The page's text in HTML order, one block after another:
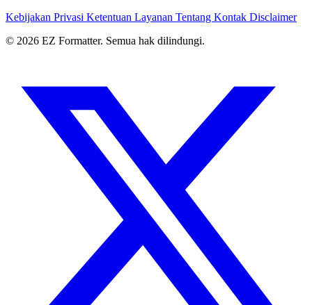
Kebijakan Privasi Ketentuan Layanan Tentang Kontak Disclaimer
© 2026 EZ Formatter. Semua hak dilindungi.